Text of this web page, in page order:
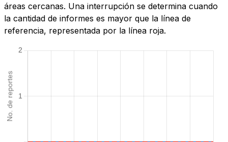
áreas cercanas. Una interrupción se determina cuando
la cantidad de informes es mayor que la línea de
referencia, representada por la línea roja.